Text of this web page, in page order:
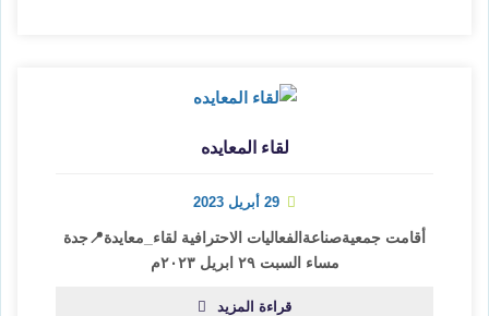
لقاء المعايده
29 أبريل 2023
أقامت جمعيةصناعةالفعاليات الاحترافية‬ ‏لقاء_معايدة‬📍جدة
مساء السبت ٢٩ ابريل ٢٠٢٣م
قراءة المزيد